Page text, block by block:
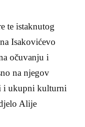
te istaknutog
Isakovićevo
očuvanju i
na njegov
i ukupni kulturni
Alije